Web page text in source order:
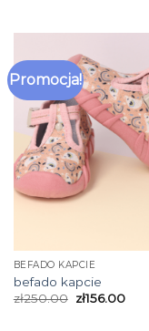
Promocja!
BEFADO KAPCIE
befado kapcie
zł250.00 zł156.00